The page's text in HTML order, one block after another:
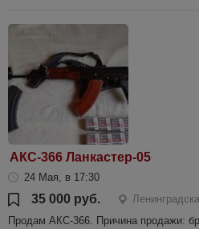
АКС-366 Ланкастер-05
24 Мая, в 17:30
35 000 руб.
Продам АКС-366. Причина продажи: